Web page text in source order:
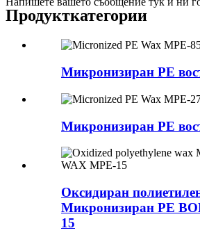
Продукткатегории
Микронизиран PE
Микронизиран PE
Оксидиран
Микронизиран PE
15